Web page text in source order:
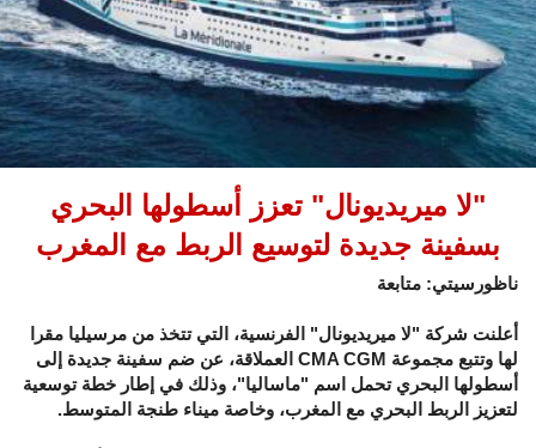
"لا ميريديونال" تعزز أسطولها البحري
بسفينة جديدة لتوسيع الربط مع المغرب
ناظورسيتي: متابعة
أعلنت شركة "لا ميريديونال" الفرنسية، التي تتخذ من مرسيليا مقرا
لها وتتبع مجموعة CMA CGM العملاقة، عن ضم سفينة جديدة إلى
أسطولها البحري تحمل اسم "ماساليا"، وذلك في إطار خطة توسعية
لتعزيز الربط البحري مع المغرب، وخاصة ميناء طنجة المتوسط.